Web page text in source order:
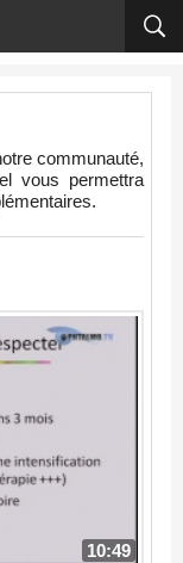
communauté,
vous permettra
10:49